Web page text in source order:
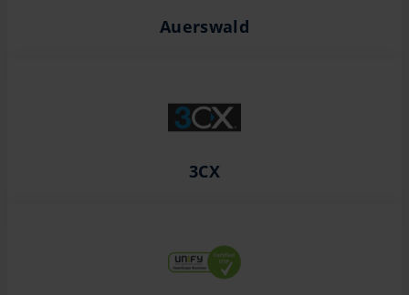
Auerswald
3CX